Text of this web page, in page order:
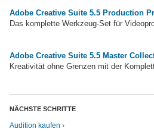
Adobe Creative Suite 5.5 Production
Das komplette Werkzeug-Set für
Adobe Creative Suite 5.5 Master
Kreativität ohne Grenzen mit der
NÄCHSTE SCHRITTE
Audition kaufen